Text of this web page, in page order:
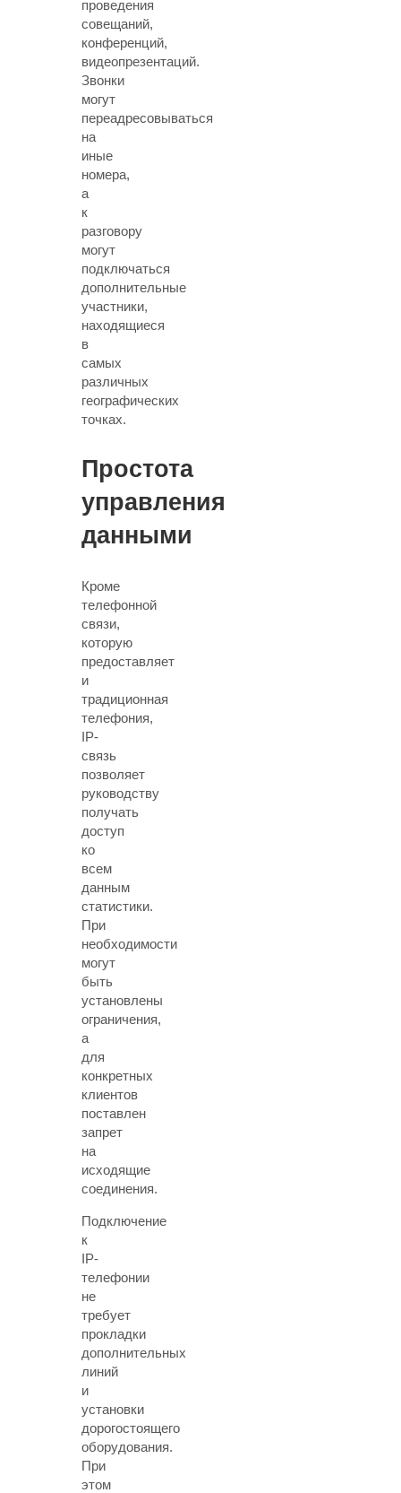
проведения
совещаний,
конференций,
видеопрезентаций.
Звонки
могут
переадресовываться
на
иные
номера,
а
к
разговору
могут
подключаться
дополнительные
участники,
находящиеся
в
самых
различных
географических
точках.
Простота
управления
данными
Кроме
телефонной
связи,
которую
предоставляет
и
традиционная
телефония,
IP-
связь
позволяет
руководству
получать
доступ
ко
всем
данным
статистики.
При
необходимости
могут
быть
установлены
ограничения,
а
для
конкретных
клиентов
поставлен
запрет
на
исходящие
соединения.
Подключение
к
IP-
телефонии
не
требует
прокладки
дополнительных
линий
и
установки
дорогостоящего
оборудования.
При
этом